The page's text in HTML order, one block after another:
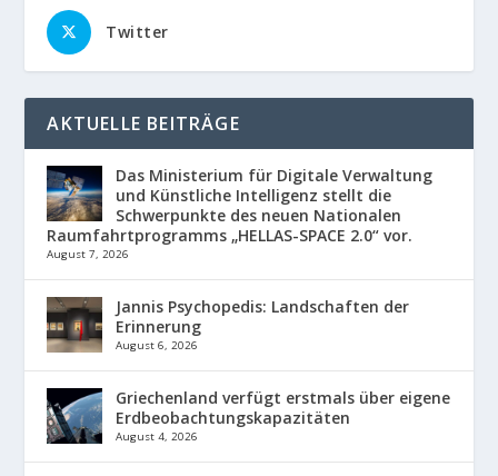
Twitter
AKTUELLE BEITRÄGE
Das Ministerium für Digitale Verwaltung
und Künstliche Intelligenz stellt die
Schwerpunkte des neuen Nationalen
Raumfahrtprogramms „HELLAS-SPACE 2.0“ vor.
August 7, 2026
Jannis Psychopedis: Landschaften der
Erinnerung
August 6, 2026
Griechenland verfügt erstmals über eigene
Erdbeobachtungskapazitäten
August 4, 2026